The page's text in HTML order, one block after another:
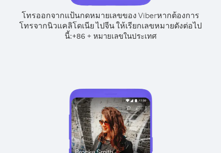
โทรออกจากแป้นกดหมายเลขของ Viberหากต้องการ
โทรจากนิวแคลิโดเนีย ไปจีน ให้เรียกเลขหมายดังต่อไป
นี้:+86 + หมายเลขในประเทศ